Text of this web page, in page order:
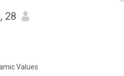
, 28
Values